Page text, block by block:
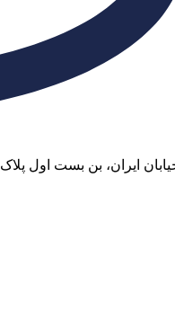
ایران، بن بست اول پلاک ۳۹